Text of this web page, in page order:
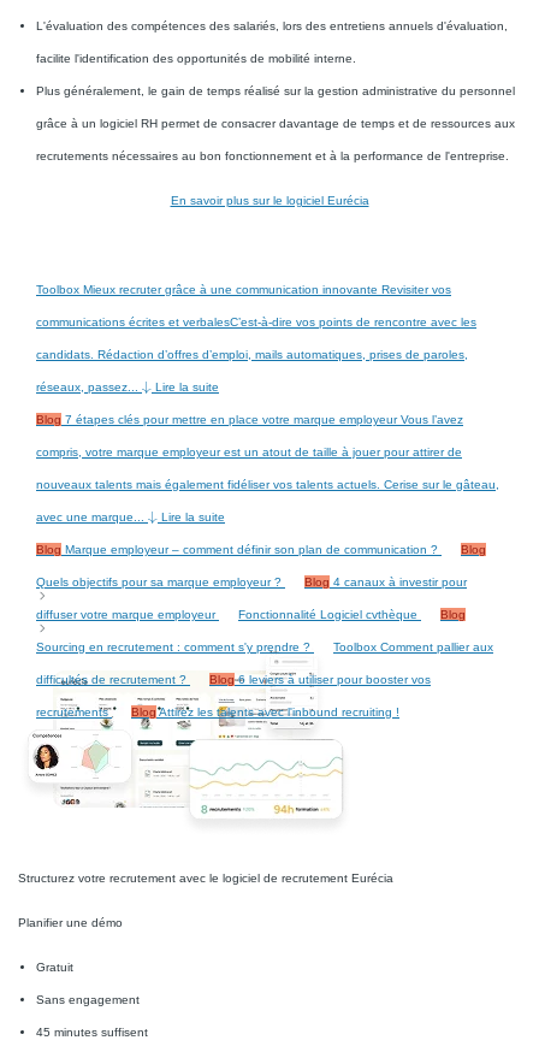
L'évaluation des compétences des salariés, lors des entretiens annuels d'évaluation,
facilite l'identification des opportunités de mobilité interne.
Plus généralement, le gain de temps réalisé sur la gestion administrative du personnel
grâce à un logiciel RH permet de consacrer davantage de temps et de ressources aux
recrutements nécessaires au bon fonctionnement et à la performance de l'entreprise.
En savoir plus sur le logiciel Eurécia
Toolbox Mieux recruter grâce à une communication innovante Revisiter vos
communications écrites et verbalesC’est-à-dire vos points de rencontre avec les
candidats. Rédaction d’offres d’emploi, mails automatiques, prises de paroles,
réseaux, passez... Lire la suite
Blog 7 étapes clés pour mettre en place votre marque employeur Vous l’avez
compris, votre marque employeur est un atout de taille à jouer pour attirer de
nouveaux talents mais également fidéliser vos talents actuels. Cerise sur le gâteau,
avec une marque... Lire la suite
Blog Marque employeur – comment définir son plan de communication ? Blog
Quels objectifs pour sa marque employeur ? Blog 4 canaux à investir pour
diffuser votre marque employeur Fonctionnalité Logiciel cvthèque Blog
Sourcing en recrutement : comment s'y prendre ? Toolbox Comment pallier aux
difficultés de recrutement ? Blog 6 leviers à utiliser pour booster vos
recrutements Blog Attirez les talents avec l'inbound recruiting !
Structurez votre recrutement avec le logiciel de recrutement Eurécia
Planifier une démo
Gratuit
Sans engagement
45 minutes suffisent